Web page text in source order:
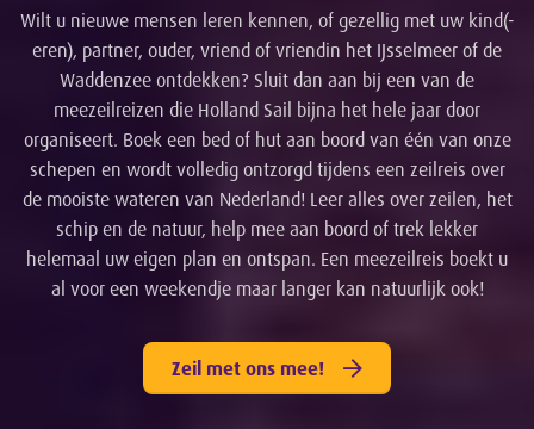
Wilt u nieuwe mensen leren kennen, of gezellig met uw kind(-
eren), partner, ouder, vriend of vriendin het IJsselmeer of de
Waddenzee ontdekken? Sluit dan aan bij een van de
meezeilreizen die Holland Sail bijna het hele jaar door
organiseert. Boek een bed of hut aan boord van één van onze
schepen en wordt volledig ontzorgd tijdens een zeilreis over
de mooiste wateren van Nederland! Leer alles over zeilen, het
schip en de natuur, help mee aan boord of trek lekker
helemaal uw eigen plan en ontspan. Een meezeilreis boekt u
al voor een weekendje maar langer kan natuurlijk ook!
Zeil met ons mee!